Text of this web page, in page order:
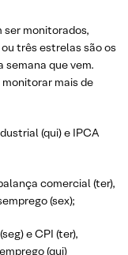
ser monitorados,
três estrelas são os
que vem.
monitorar mais de
(qui) e IPCA
comercial (ter),
(sex);
e CPI (ter),
(qui)